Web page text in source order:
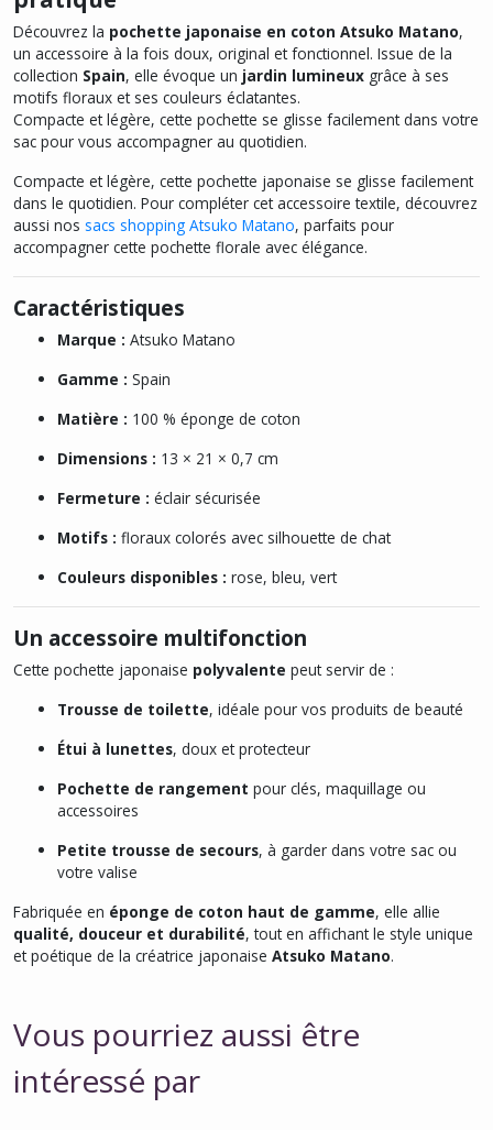
Découvrez la pochette japonaise en coton Atsuko Matano,
un accessoire à la fois doux, original et fonctionnel. Issue de la
collection Spain, elle évoque un jardin lumineux grâce à ses
motifs floraux et ses couleurs éclatantes.
Compacte et légère, cette pochette se glisse facilement dans votre
sac pour vous accompagner au quotidien.
Compacte et légère, cette pochette japonaise se glisse facilement
dans le quotidien. Pour compléter cet accessoire textile, découvrez
aussi nos sacs shopping Atsuko Matano, parfaits pour
accompagner cette pochette florale avec élégance.
Caractéristiques
Marque : Atsuko Matano
Gamme : Spain
Matière : 100 % éponge de coton
Dimensions : 13 × 21 × 0,7 cm
Fermeture : éclair sécurisée
Motifs : floraux colorés avec silhouette de chat
Couleurs disponibles : rose, bleu, vert
Un accessoire multifonction
Cette pochette japonaise polyvalente peut servir de :
Trousse de toilette, idéale pour vos produits de beauté
Étui à lunettes, doux et protecteur
Pochette de rangement pour clés, maquillage ou
accessoires
Petite trousse de secours, à garder dans votre sac ou
votre valise
Fabriquée en éponge de coton haut de gamme, elle allie
qualité, douceur et durabilité, tout en affichant le style unique
et poétique de la créatrice japonaise Atsuko Matano.
Vous pourriez aussi être
intéressé par